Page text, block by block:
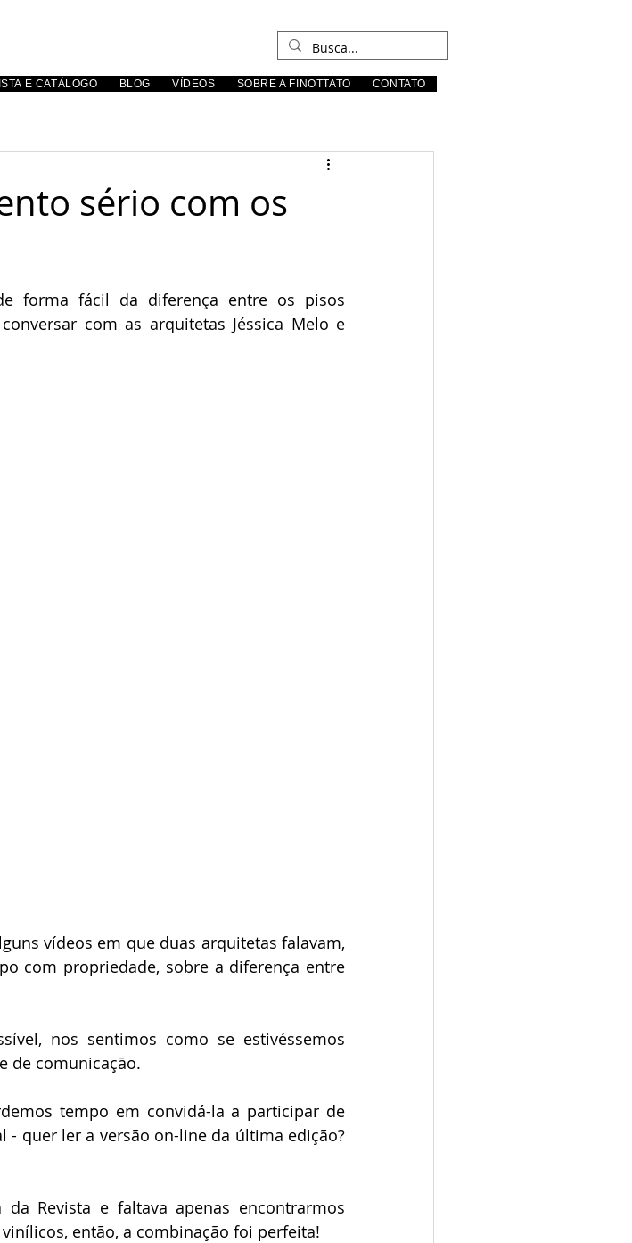
E CATÁLOGO BLOG VÍDEOS SOBRE A FINOTTATO CONTATO
sério com os
forma fácil da diferença entre os pisos
com as arquitetas Jéssica Melo e
vídeos em que duas arquitetas falavam,
com propriedade, sobre a diferença entre
nos sentimos como se estivéssemos
de comunicação.
tempo em convidá-la a participar de
Revista e faltava apenas encontrarmos
então, a combinação foi perfeita!